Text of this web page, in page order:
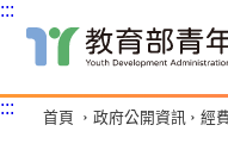
主
要
:::
::: 首頁 政府公開資訊 經